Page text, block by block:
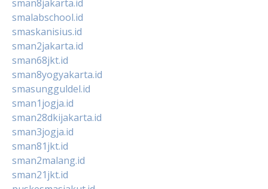
sman8jakarta.id
smalabschool.id
smaskanisius.id
sman2jakarta.id
sman68jkt.id
sman8yogyakarta.id
smasungguldel.id
sman1jogja.id
sman28dkijakarta.id
sman3jogja.id
sman81jkt.id
sman2malang.id
sman21jkt.id